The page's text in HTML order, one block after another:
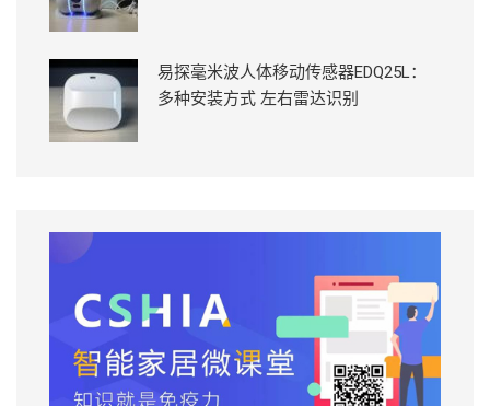
易探毫米波人体移动传感器EDQ25L：
多种安装方式 左右雷达识别